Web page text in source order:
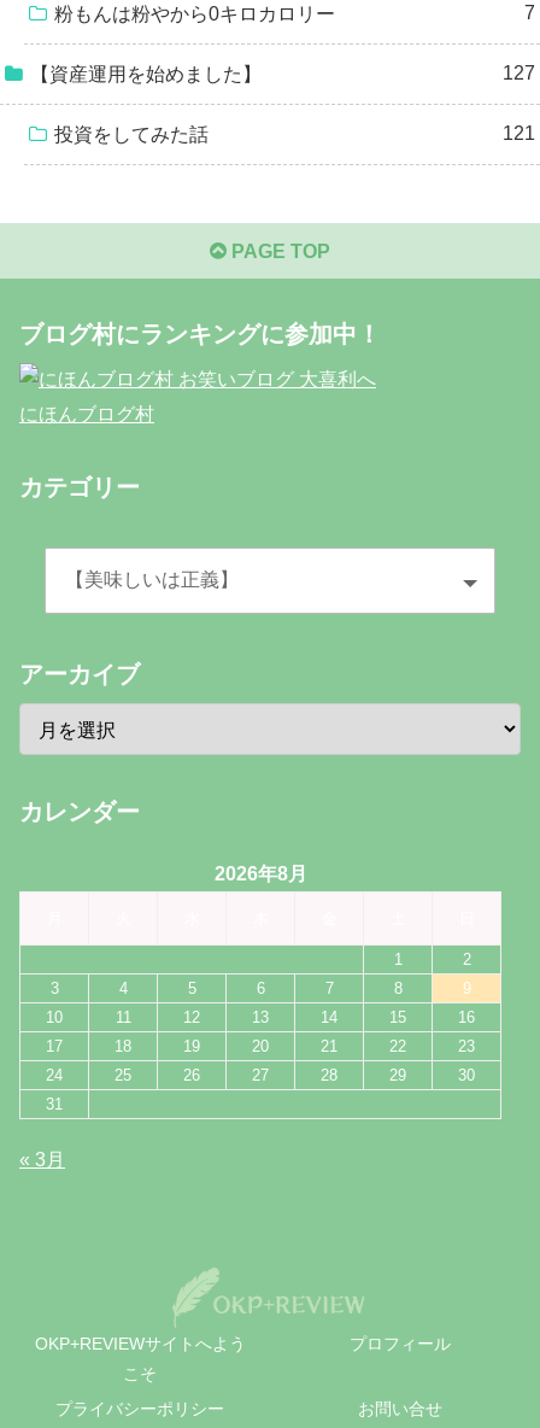
粉もんは粉やから0キロカロリー 7
【資産運用を始めました】 127
投資をしてみた話 121
PAGE TOP
ブログ村にランキングに参加中！
にほんブログ村
カテゴリー
アーカイブ
カレンダー
2026年8月
1
2
3
4 5 6 7 8
9
10
11 12 13 14 15
16
17
18 19 20 21 22
23
24
25 26 27 28 29
30
31
« 3月
OKP+REVIEWサイトへよう
こそ
プロフィール
プライバシーポリシー お問い合せ